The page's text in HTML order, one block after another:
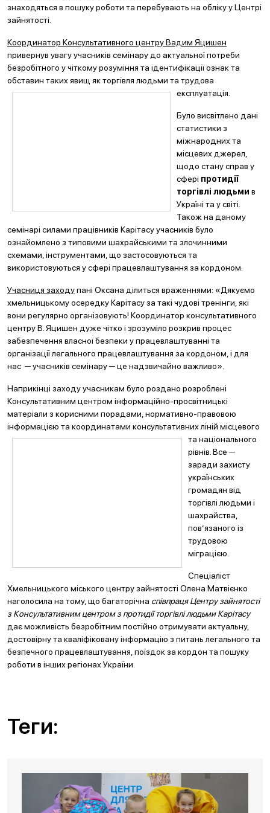
знаходяться в пошуку роботи та перебувають на обліку у Центрі
зайнятості.
Координатор Консультативного центру Вадим Яцишен
привернув увагу учасників семінару до актуальної потреби
безробітного у чіткому розуміння та ідентифікації ознак та
обставин таких явищ як торгівля людьми та трудова
експлуатація.
Було висвітлено дані
статистики з
міжнародних та
місцевих джерел,
щодо стану справ у
сфері протидії
торгівлі людьми в
Україні та у світі.
Також на даному
семінарі силами працівників Карітасу учасників було
ознайомлено з типовими шахрайськими та злочинними
схемами, інструментами, що застосовуються та
використовуються у сфері працевлаштування за кордоном.
Учасниця заходупані Оксана ділиться враженнями: «Дякуємо
хмельницькому осередку Карітасу за такі чудові тренінги, які
вони регулярно організовують! Координатор консультативного
центру В. Яцишен дуже чітко і зрозуміло розкрив процес
забезпечення власної безпеки у працевлаштуванні та
організації легального працевлаштування за кордоном, і для
нас ─ учасників семінару ─ це надзвичайно важливо».
Наприкінці заходу учасникам було роздано розроблені
Консультативним центром інформаційно-просвітницькі
матеріали з корисними порадами, нормативно-правовою
інформацією та координатами консультативних ліній місцевого
та національного
рівнів. Все ─
заради захисту
українських
громадян від
торгівлі людьми і
шахрайства,
пов’язаного із
трудовою
міграцією.
Спеціаліст
Хмельницького міського центру зайнятості Олена Матвієнко
наголосила на тому, що багаторічна співпраця Центру зайнятості
з Консультативним центром з протидії торгівлі людьми Карітасу
дає можливість безробітним постійно отримувати актуальну,
достовірну та кваліфіковану інформацію з питань легального та
безпечного працевлаштування, поїздок за кордон та пошуку
роботи в інших регіонах України.
Теги: